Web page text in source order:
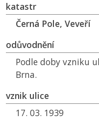
katastr
Černá Pole, Veveří
odůvodnění
Podle doby vzniku
Brna.
vznik ulice
17. 03. 1939